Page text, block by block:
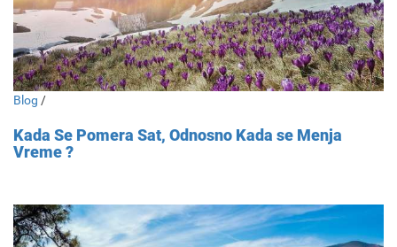
Blog /
Kada Se Pomera Sat, Odnosno Kada se Menja
Vreme ?